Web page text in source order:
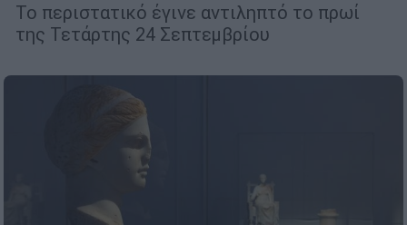
Το περιστατικό έγινε αντιληπτό το πρωί
της Τετάρτης 24 Σεπτεμβρίου